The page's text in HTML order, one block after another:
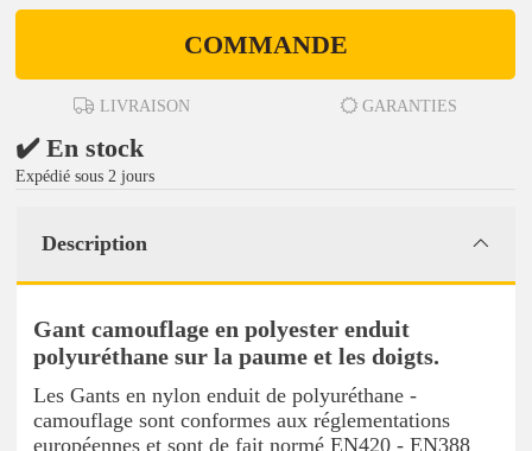
COMMANDE
LIVRAISON GARANTIES
✔️ En stock
Expédié sous 2 jours
Description
Gant camouflage en polyester enduit
polyuréthane sur la paume et les doigts.
Les Gants en nylon enduit de polyuréthane -
camouflage sont conformes aux réglementations
européennes et sont de fait normé EN420 - EN388